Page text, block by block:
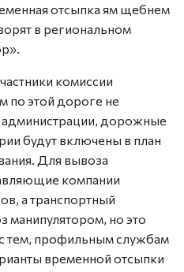
отсыпка ям щебнем
в региональном
комиссии
по этой дороге не
дорожные
будут включены в план
Для вывоза
компании
а транспортный
манипулятором, но это
тем, профильным службам
временной отсыпки